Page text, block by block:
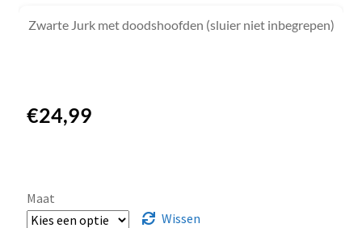
Zwarte Jurk met doodshoofden (sluier niet inbegrepen)
€24,99
Maat
Wissen